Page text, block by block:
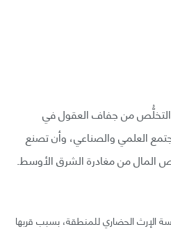
من جفاف العقول في
العلمي والصناعي، وأن تصنع
المال من مغادرة الشرق الأوسط.
الإرث الحضاري للمنطقة، بسبب قربها